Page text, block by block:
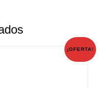
¡OFERTA!